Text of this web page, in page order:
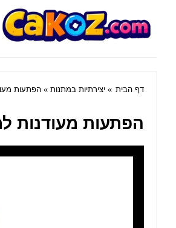
Cakoz.com
דף הבית » יצירתיות במתנות » הפתעות
הפתעות מעודנות